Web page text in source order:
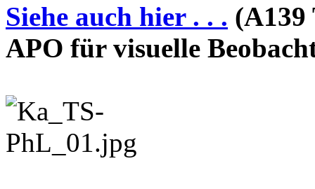
Siehe auch hier . . . (A139
APO für visuelle